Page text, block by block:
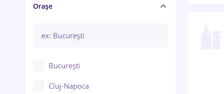
Orașe
București
Cluj-Napoca